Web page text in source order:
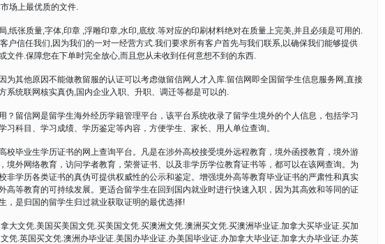
场上最优质的文件.
,纸张质量,字体,印章 ,浮雕印章,水印,底纹.等对应的印刷材料绝对在质量上完美,并且必须是可用的.
户信任我们,因为我们的一对一经营方式.我们要求所有客户首先与我们联系,以确保我们能够提供
文件.保障您在下单时完全放心,而且您从未收到任何意想不到的东西.
为其他原因不能做教留服的认证可以考虑做留信网人才入库.留信网即全国留学生信息服务网,直接
系统联网核实真伪,国内企业入职、升职、调迁等都是可以的.
？留信网是留学生海外经历学籍管理平台，该平台系统收录了留学生境外的个人信息，包括学习
习科目、学习成绩、学历鉴定等内容，方便学生、家长、用人单位查询。
校毕业生学历证书的网上查询平台。凡是在涉外高校接受境外远程教育，境外函授教育，境外游
境外网络教育，访问学者教育，荣誉证书、以及非学历学位教育证书等，都可以在该网查询。为
非学历各类证书的真伪可提供权威性的公示和鉴定。增强境外高等教育毕业证书的严肃性和真实
高等教育的可持续发展。更适合留学生在回到国内就业时进行快速入职，因为其高效和等同的证
，是归国的留学生归过就业获取证明的最优选择!
大文凭.美国买美国文凭.买美国文凭.买澳洲文凭.澳洲买文凭.买澳洲毕业证.加拿大买毕业证.买加
凭.英国买文凭.澳洲办毕业证.美国办毕业证.办美国毕业证.办加拿大毕业证.加拿大办毕业证.办英